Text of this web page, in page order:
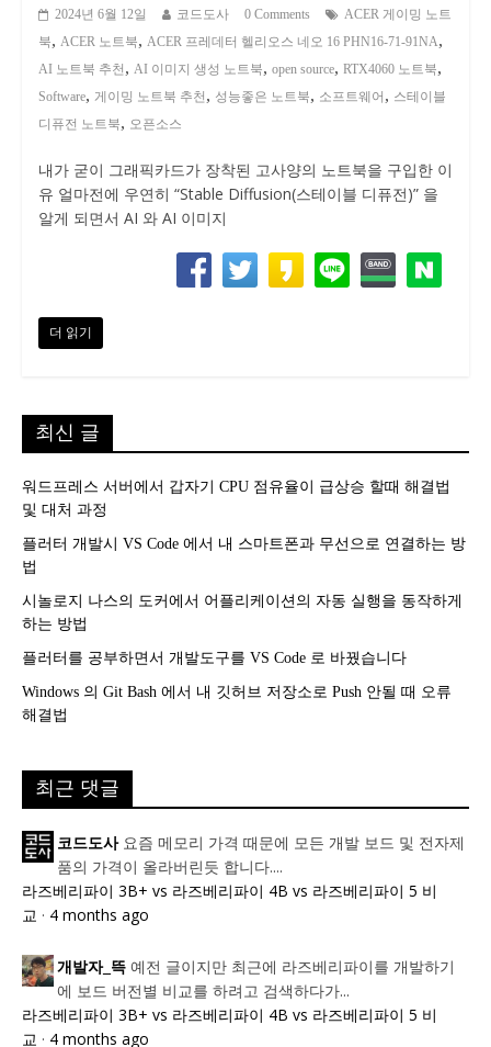
2024년 6월 12일 코드도사 0 Comments
ACER 게이밍 노트
북, ACER 노트북, ACER 프레데터 헬리오스 네오 16 PHN16-71-91NA,
AI 노트북 추천 , AI 이미지 생성 노트북, open source, RTX4060 노트북,
Software, 게이밍 노트북 추천 , 성능좋은 노트북, 소프트웨어 , 스테이블
디퓨전 노트북, 오픈소스
내가 굳이 그래픽카드가 장착된 고사양의 노트북을 구입한 이
유 얼마전에 우연히 “Stable Diffusion(스테이블 디퓨전)” 을
알게 되면서 AI 와 AI 이미지
더 읽기
최신 글
워드프레스 서버에서 갑자기 CPU 점유율이 급상승 할때 해결법
및 대처 과정
플러터 개발시 VS Code 에서 내 스마트폰과 무선으로 연결하는 방
법
시놀로지 나스의 도커에서 어플리케이션의 자동 실행을 동작하게
하는 방법
플러터를 공부하면서 개발도구를 VS Code 로 바꿨습니다
Windows 의 Git Bash 에서 내 깃허브 저장소로 Push 안될 때 오류
해결법
최근 댓글
코드도사 요즘 메모리 가격 때문에 모든 개발 보드 및 전자제
품의 가격이 올라버린듯 합니다....
라즈베리파이 3B+ vs 라즈베리파이 4B vs 라즈베리파이 5 비
교 · 4 months ago
개발자_뜩 예전 글이지만 최근에 라즈베리파이를 개발하기
에 보드 버전별 비교를 하려고 검색하다가...
라즈베리파이 3B+ vs 라즈베리파이 4B vs 라즈베리파이 5 비
교 · 4 months ago